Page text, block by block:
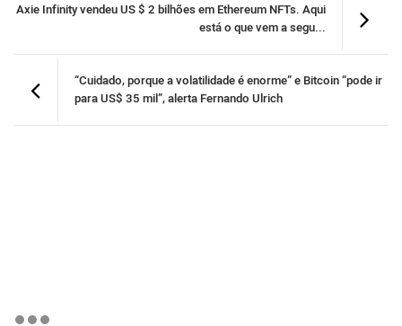
Axie Infinity vendeu US $ 2 bilhões em Ethereum NFTs. Aqui
está o que vem a segu...
“Cuidado, porque a volatilidade é enorme” e Bitcoin “pode ir
para US$ 35 mil”, alerta Fernando Ulrich